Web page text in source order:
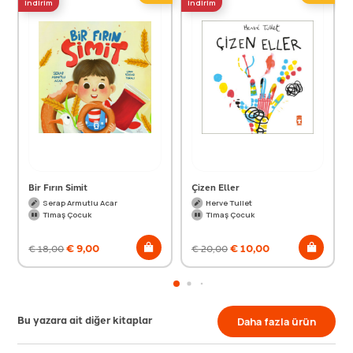
indirim
Bir Fırın Simit
Serap Armutlu Acar
Timaş Çocuk
€18,00€9,00
indirim
Çizen Eller
Herve Tullet
Timaş Çocuk
€20,00€10,00
Bu yazara ait diğer kitaplar Daha fazla ürün